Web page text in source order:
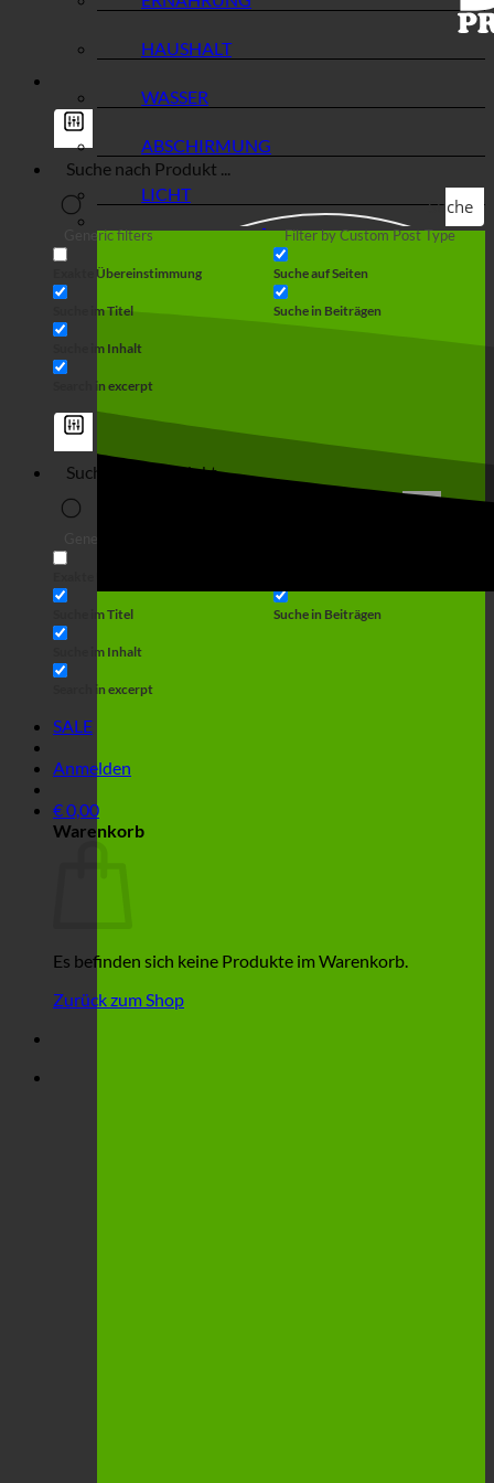
Suche
Generic filters
Exakte Übereinstimmung
Suche im Titel
Suche im Inhalt
Search in excerpt
Filter by Custom Post Type
Suche auf Seiten
Suche in Beiträgen
Suche im Titel
Suche im Inhalt
Search in excerpt
Suche in Beiträgen
SALE
Anmelden
€0,00
Warenkorb
Es befinden sich keine Produkte im Warenkorb.
Zurück zum Shop
HAUSHALT
WASSER
ABSCHIRMUNG
LICHT